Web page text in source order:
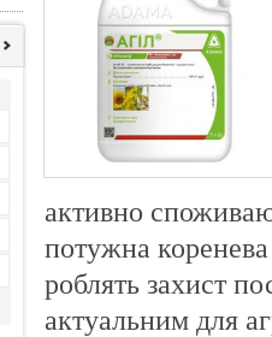
активно
потужна
роблять захист
актуальним для